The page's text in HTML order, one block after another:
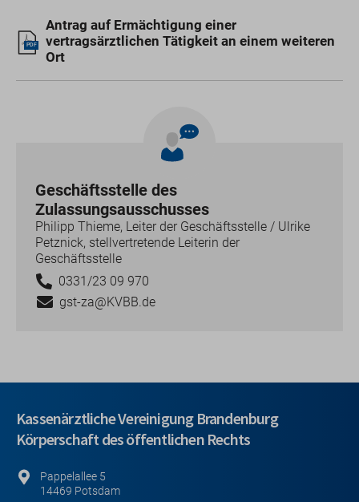
PDF
Antrag auf Ermächtigung einer
vertragsärztlichen Tätigkeit an einem weiteren
Ort
Geschäftsstelle des
Zulassungsausschusses
Philipp Thieme, Leiter der Geschäftsstelle / Ulrike
Petznick, stellvertretende Leiterin der
Geschäftsstelle
0331/23 09 970
gst-za@KVBB.de
Kassenärztliche Vereinigung Brandenburg
Körperschaft des öffentlichen Rechts
Pappelallee 5
14469 Potsdam